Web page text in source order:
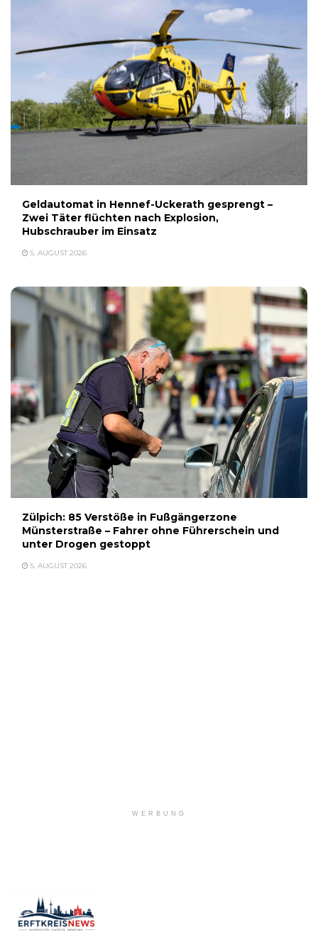
Geldautomat in Hennef-Uckerath gesprengt –
Zwei Täter flüchten nach Explosion,
Hubschrauber im Einsatz
5. AUGUST 2026
Zülpich: 85 Verstöße in Fußgängerzone
Münsterstraße – Fahrer ohne Führerschein und
unter Drogen gestoppt
5. AUGUST 2026
WERBUNG